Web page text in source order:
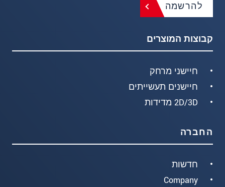
להרשמה
קבוצות המוצרים
חיישני מרחק
חיישנים תעשייתים
2D/3D מדידות
החברה
חדשות
Company